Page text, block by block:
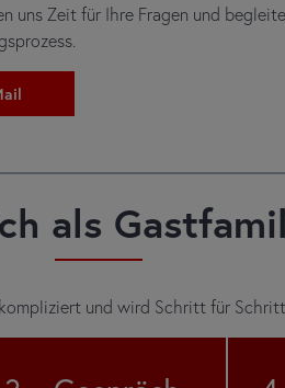
uns Zeit für Ihre Fragen und
als
und wird Schritt für